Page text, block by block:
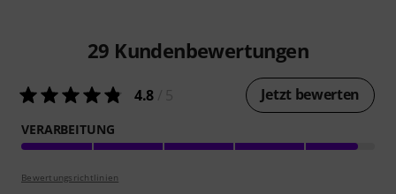
29 Kundenbewertungen
4.8 Jetzt bewerten
VERARBEITUNG
Bewertungsrichtlinien